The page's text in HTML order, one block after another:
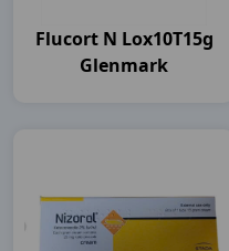
Flucort N Lox10T15g
Glenmark